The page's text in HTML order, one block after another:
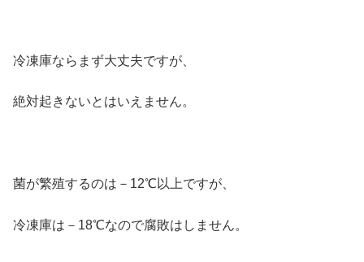
冷凍庫ならまず大丈夫ですが、
絶対起きないとはいえません。
菌が繁殖するのは－12℃以上ですが、
冷凍庫は－18℃なので腐敗はしません。